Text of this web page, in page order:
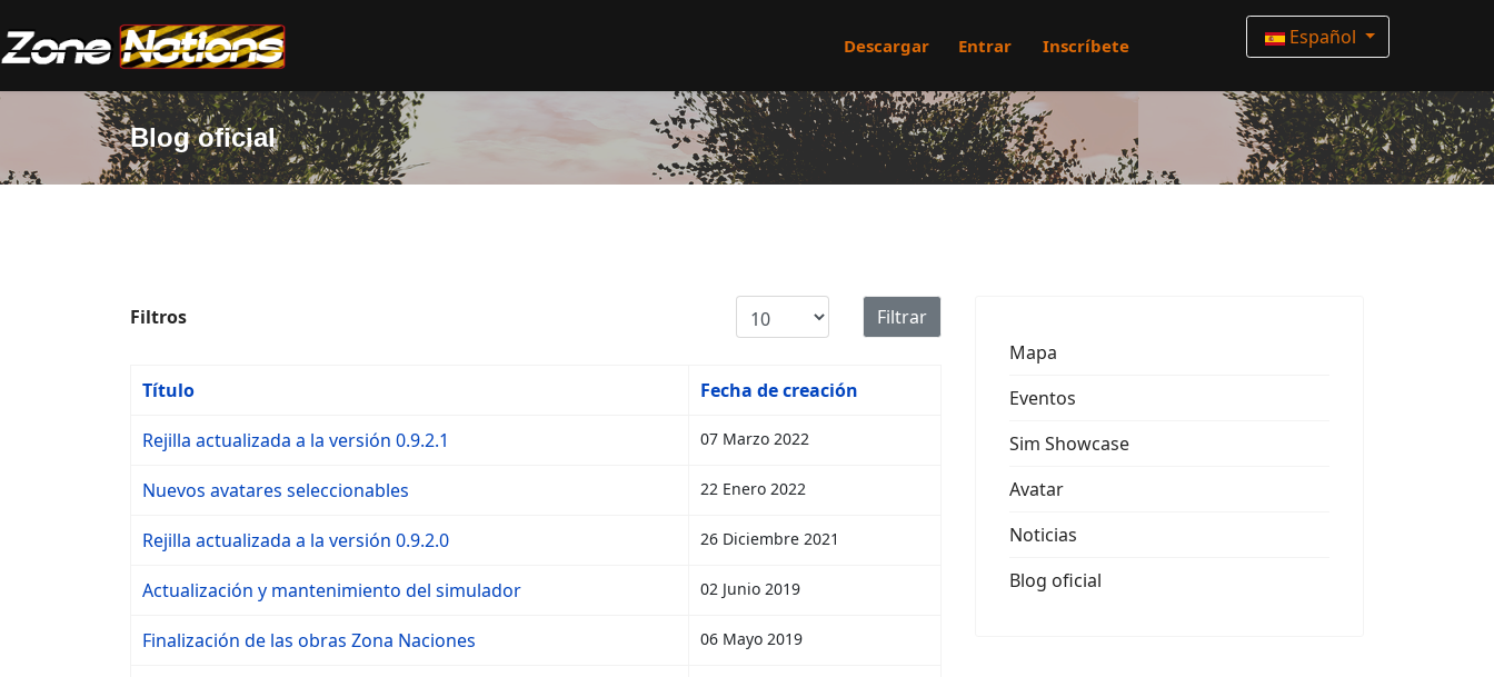
Descargar Entrar Inscríbete Español
Blog oficial
Filtros Cantidad a mostrarFiltrar
Título Fecha de creación
Rejilla actualizada a la versión 0.9.2.1 07 Marzo 2022
Nuevos avatares seleccionables 22 Enero 2022
Rejilla actualizada a la versión 0.9.2.0 26 Diciembre 2021
Actualización y mantenimiento del simulador 02 Junio 2019
Finalización de las obras Zona Naciones 06 Mayo 2019
Mapa
Eventos
Sim Showcase
Avatar
Noticias
Blog oficial